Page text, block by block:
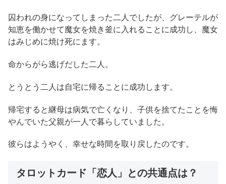
囚われの身になってしまった二人でしたが、グレーテルが
知恵を働かせて魔女を焼き釜に入れることに成功し、魔女
はみじめに焼け死にます。
命からがら逃げだした二人。
とうとう二人は自宅に帰ることに成功します。
帰宅すると継母は病気で亡くなり、子供を捨てたことを悔
やんでいた父親が一人で暮らしていました。
彼らはようやく、幸せな時間を取り戻したのです。
タロットカード「恋人」との共通点は？